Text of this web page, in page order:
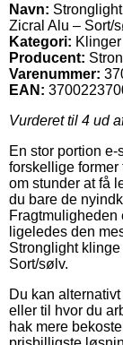
Navn:
Zicral Alu – Sort/
Kategori:
Producent:
Varenummer:
EAN:
Vurderet til 4 ud
En stor portion
forskellige former
om stunder at få
du bare de
ligeledes den
Stronglight
Sort/sølv.
Du kan
eller til hvor du
hak mere